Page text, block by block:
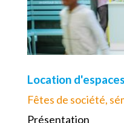
Location d'espaces
Fêtes de société,
Présentation